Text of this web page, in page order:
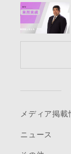
メディア掲載
ニュース